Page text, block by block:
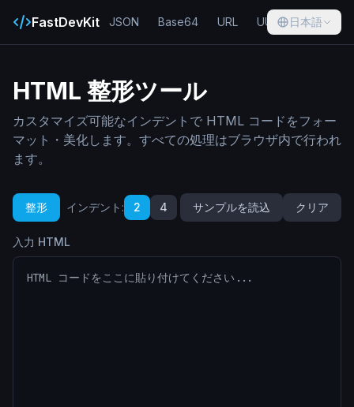
FastDevKit JSON Base64 URL UUID Hash
日本語
HTML 整形ツール
カスタマイズ可能なインデントで HTML コードをフォー
マット・美化します。すべての処理はブラウザ内で行われ
ます。
整形 インデント : 2 4 サンプルを読込 クリア
入力 HTML